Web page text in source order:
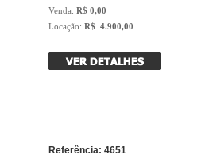
Venda:R$ 0,00
Locação:R$ 4.900,00
Referência: 4651